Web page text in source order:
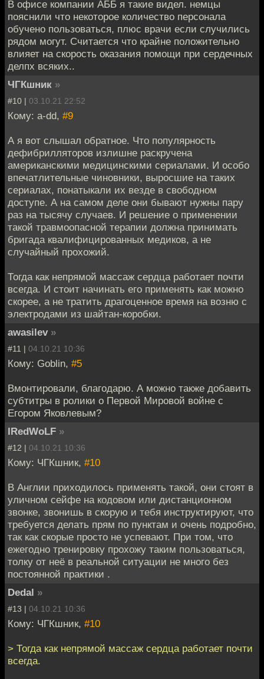
В офисе компании АББ я такие видел. немцы
пояснили что некоторое количество персонала
обучено пользоваться, плюс врачи если случились
рядом могут. Считается что крайне положительно
влияет на скорость оказания помощи при сердечных
делпх всяких..
ЧГКшник »
#10 | 03.10.21 22:52
Кому: a-dd, #9
А я вот слышал обратное. Что популярность
дефибрилляторов излишне раскручена
американскими медицинскими сериалами. И особо
впечатлительные чиновники, выросшие на таких
сериалах, понатыкали их везде в свободном
доступе. А на самом деле они бывают нужны пару
раз на тысячу случаев. И решение о применении
такой травмоопасной терапии должна принимать
бригада квалифицированных медиков, а не
случайный прохожий.
Тогда как непрямой массаж сердца работает почти
всегда. И стоит начинать его применять как можно
скорее, а не тратить драгоценное время на возню с
электродами из шайтан-коробки.
awasilev »
#11 | 04.10.21 10:36
Кому: Goblin, #5
Вмонтировали, благодарю. А можно также добавить
субтитры в ролики о Первой Мировой войне с
Егором Яковлевым?
IRedWoLF »
#12 | 04.10.21 10:36
Кому: ЧГКшник, #10
В Англии приходилось применять такой, они стоят в
уличном сейфе на кодовом или дистанционном
звонке, звонишь в скорую и тебя инструктируют, что
требуется делать прям по пунктам и очень подробно,
так как скорые просто не успевают. При том, что
ежегодно тренировку прохожу таким пользоваться,
толку от неё в реальной ситуации не много без
постоянной практики .
Dedal »
#13 | 04.10.21 10:36
Кому: ЧГКшник, #10
> Тогда как непрямой массаж сердца работает почти
всегда.